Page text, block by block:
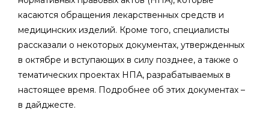
касаются обращения лекарственных средств и
медицинских изделий. Кроме того, специалисты
рассказали о некоторых документах, утвержденных
в октябре и вступающих в силу позднее, а также о
тематических проектах НПА, разрабатываемых в
настоящее время. Подробнее об этих документах –
в дайджесте.